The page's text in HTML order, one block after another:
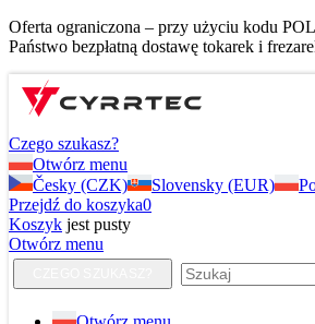
Oferta ograniczona – przy użyciu kodu
Państwo bezpłatną dostawę tokarek i
Czego szukasz?
Otwórz menu
Česky (CZK)
Slovensky (EUR)
Przejdź do koszyka0
Koszyk jest pusty
Otwórz menu